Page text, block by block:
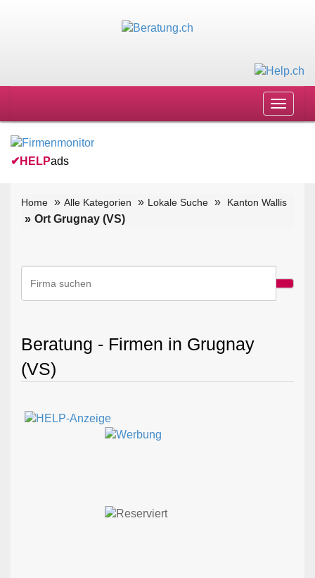
Toggle
✔ HELPads
Home Alle Kategorien Lokale Suche Kanton Wallis
Ort Grugnay (VS)
Beratung - Firmen in Grugnay
(VS)